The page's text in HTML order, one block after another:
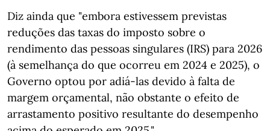
Diz ainda que "embora estivessem previstas
reduções das taxas do imposto sobre o
rendimento das pessoas singulares (IRS) para 2026
(à semelhança do que ocorreu em 2024 e 2025), o
Governo optou por adiá-las devido à falta de
margem orçamental, não obstante o efeito de
arrastamento positivo resultante do desempenho